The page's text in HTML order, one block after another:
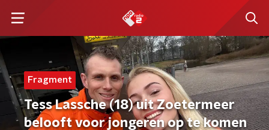
Fragment
Tess Lassche (18) uit Zoetermeer
belooft voor jongeren op te komen